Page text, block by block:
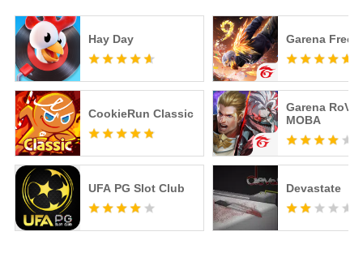
Hay Day
CookieRun Classic
UFA PG Slot Club
Garena Free
Garena RoV:
MOBA
Devastate